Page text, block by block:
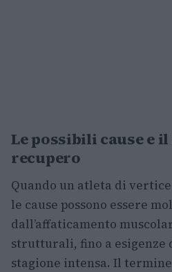
Le possibili cause e
recupero
Quando un atleta di
le cause possono essere
dall’affaticamento
strutturali, fino a esigenze
stagione intensa. Il termine